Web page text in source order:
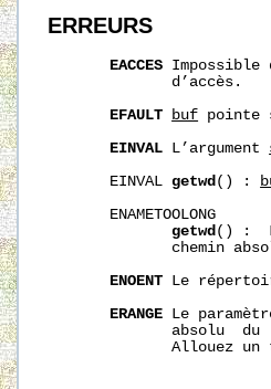
ERREURS
EACCES
              d’accès.
EFAULT
buf pointe
EINVAL L’argument
       EINVAL
getwd () :
       ENAMETOOLONG
getwd () :
chemin
ENOENT Le
ERANGE Le
absolu  du
Allouez un